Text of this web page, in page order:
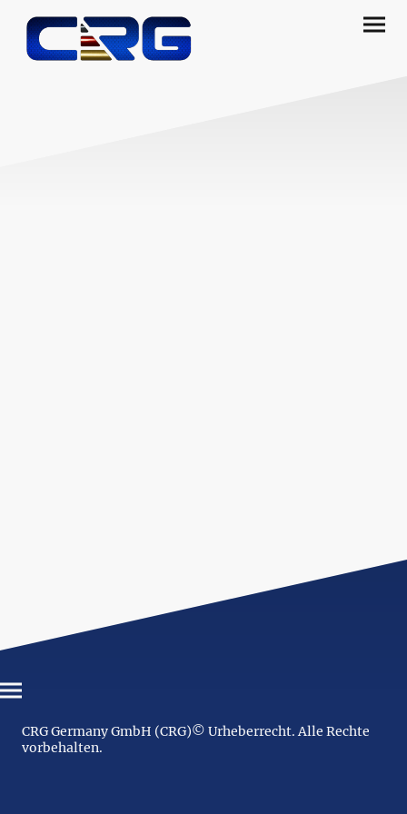
CRG Germany GmbH (CRG)© Urheberrecht. Alle Rechte
vorbehalten.